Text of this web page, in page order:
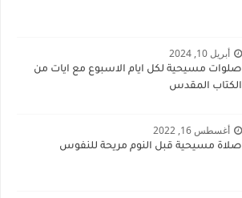
أبريل 10, 2024
صلوات مسيحية لكل ايام الاسبوع مع ايات من
الكتاب المقدس
أغسطس 16, 2022
صلاة مسيحية قبل النوم مريحة للنفوس